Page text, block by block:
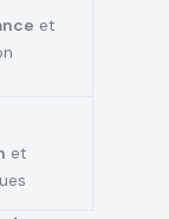
et
et